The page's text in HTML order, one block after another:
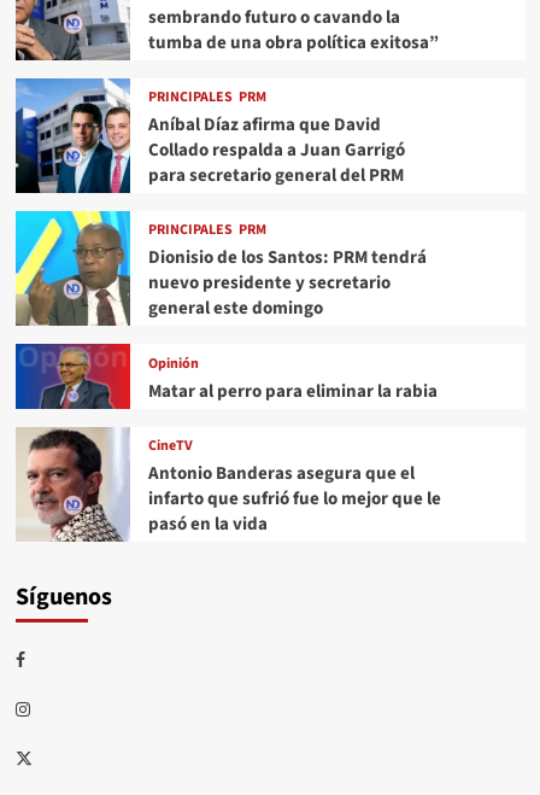
sembrando futuro o cavando la
tumba de una obra política exitosa”
PRINCIPALES PRM
Aníbal Díaz afirma que David
Collado respalda a Juan Garrigó
para secretario general del PRM
PRINCIPALES PRM
Dionisio de los Santos: PRM tendrá
nuevo presidente y secretario
general este domingo
Opinión
Matar al perro para eliminar la rabia
CineTV
Antonio Banderas asegura que el
infarto que sufrió fue lo mejor que le
pasó en la vida
Síguenos